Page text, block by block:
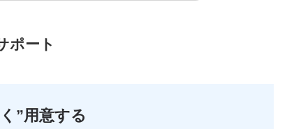
ポート
”用意する